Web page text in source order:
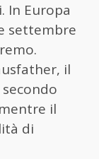
In Europa
settembre
il
il
di